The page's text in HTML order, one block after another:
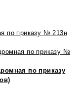
по приказу